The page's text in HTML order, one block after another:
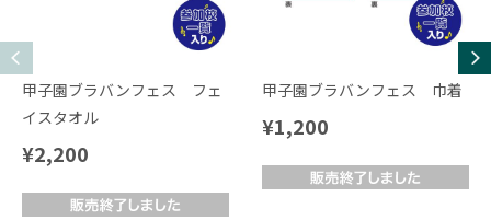
甲子園ブラバンフェス フェ
イスタオル
¥2,200
甲子園ブラバンフェス 巾着
¥1,200